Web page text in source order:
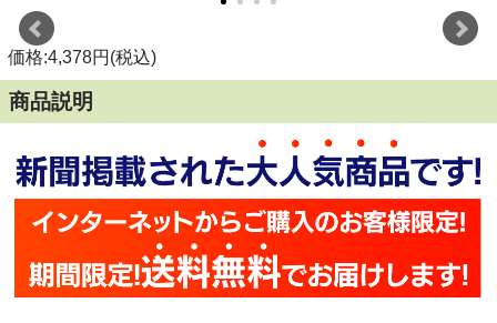
価格:4,378円(税込)
商品説明